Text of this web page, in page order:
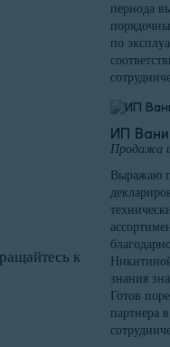
к
периода
по
ИП
Продажа
Выражаю
знания
Готов
партнера